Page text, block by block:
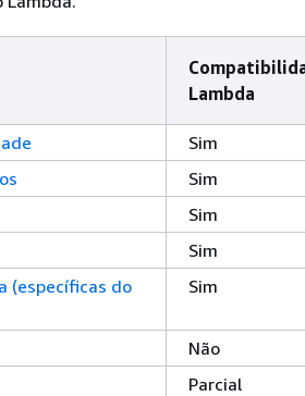
Lambda
Sim
Sim
Sim
Sim
(específicas do
Sim
Não
Parcial